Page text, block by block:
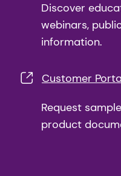
Discover
webinars,
information.
Customer
Request
product